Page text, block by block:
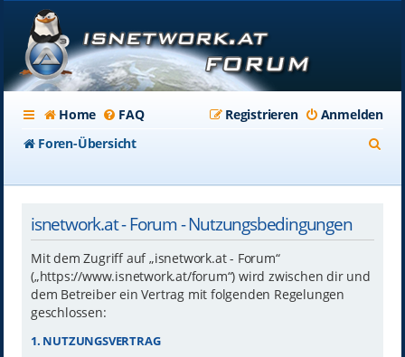
Home FAQ Anmelden
Registrieren
Foren-Übersicht
isnetwork.at - Forum - Nutzungsbedingungen
Mit dem Zugriff auf „isnetwork.at - Forum“
(„https://www.isnetwork.at/forum“) wird zwischen dir und
dem Betreiber ein Vertrag mit folgenden Regelungen
geschlossen:
1. NUTZUNGSVERTRAG